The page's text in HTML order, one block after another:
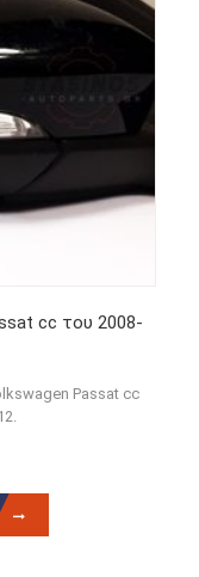
cc του 2008-
Passat cc